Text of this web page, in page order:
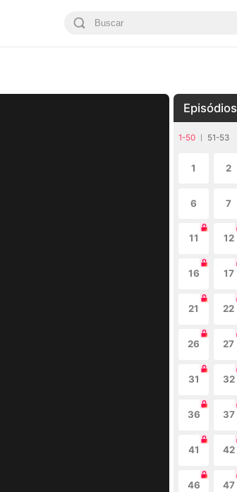
Episódios
1-50 51-53
1 2
6 7
11 12
16 17
21 22
26 27
31 32
36 37
41 42
46 47